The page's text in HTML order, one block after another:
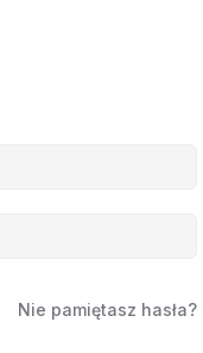
Nie pamiętasz hasła?